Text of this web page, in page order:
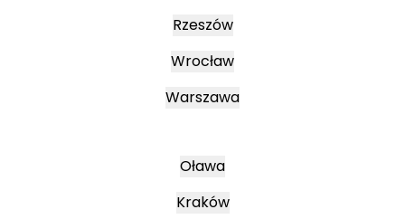
Rzeszów
Wrocław
Warszawa
Oława
Kraków